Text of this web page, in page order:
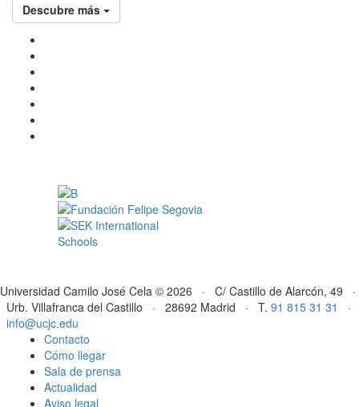
Descubre más
Universidad Camilo José Cela © 2026 · C/ Castillo de Alarcón, 49 ·
Urb. Villafranca del Castillo · 28692 Madrid · T. 91 815 31 31
·
info@ucjc.edu
Contacto
Cómo llegar
Sala de prensa
Actualidad
Aviso legal